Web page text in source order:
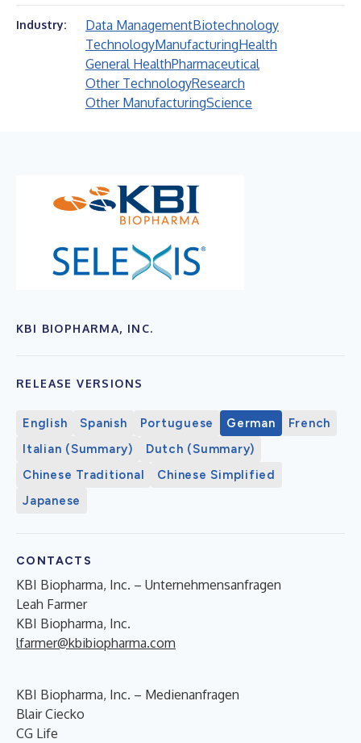
Industry: Data ManagementBiotechnology
TechnologyManufacturingHealth
General HealthPharmaceutical
Other TechnologyResearch
Other ManufacturingScience
KBI BIOPHARMA, INC.
RELEASE VERSIONS
English Spanish Portuguese German
French
Italian (Summary)
Dutch (Summary)
Chinese Traditional
Chinese Simplified
Japanese
CONTACTS
KBI Biopharma, Inc. – Unternehmensanfragen
Leah Farmer
KBI Biopharma, Inc.
lfarmer@kbibiopharma.com
KBI Biopharma, Inc. – Medienanfragen
Blair Ciecko
CG Life